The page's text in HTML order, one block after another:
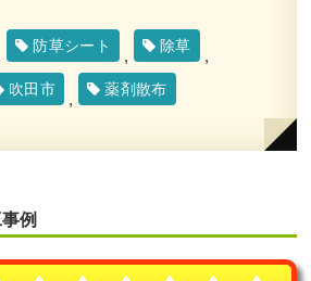
防草シート
,
除草
,
吹田市
,
薬剤散布
例